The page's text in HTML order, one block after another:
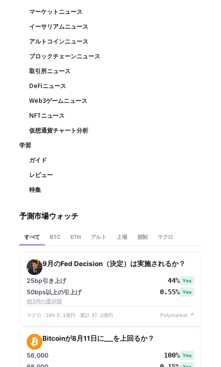
マーケットニュース
イーサリアムニュース
アルトコインニュース
ブロックチェーンニュース
取引所ニュース
DeFiニュース
Web3ゲームニュース
NFTニュース
仮想通貨チャート分析
学習
ガイド
レビュー
特集
予測市場ウォッチ
すべて BTC ETH アルト 上場 規制 マクロ
9月のFed Decision（決定）は実施されるか？
25bp引き上げ 44% Yes
50bps以上の引上げ 0.55% Yes
他3件の選択肢
マクロ · 24h 5.1億円 · 累計 37.2億円 Polymarket ↗
Bitcoinが8月11日に___を上回るか？
56,000 100% Yes